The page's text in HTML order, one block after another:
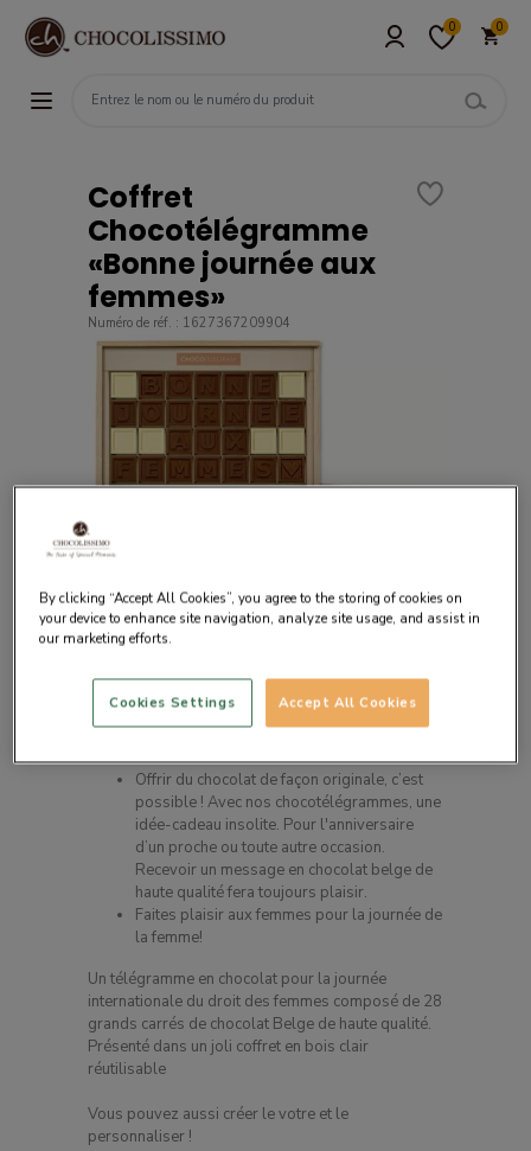
0 0
Coffret
Chocotélégramme
«Bonne journée aux
femmes»
Numéro de réf. : 1627367209904
Description du produit
Offrir du chocolat de façon originale, c’est
possible ! Avec nos chocotélégrammes, une
idée-cadeau insolite. Pour l'anniversaire
d’un proche ou toute autre occasion.
Recevoir un message en chocolat belge de
haute qualité fera toujours plaisir.
Faites plaisir aux femmes pour la journée de
la femme!
Un télégramme en chocolat pour la journée
internationale du droit des femmes composé de 28
grands carrés de chocolat Belge de haute qualité.
Présenté dans un joli coffret en bois clair
réutilisable
Vous pouvez aussi créer le votre et le
personnaliser !
By clicking “Accept All Cookies”, you agree to the storing of cookies on
your device to enhance site navigation, analyze site usage, and assist in
our marketing efforts.
Accept All Cookies
Cookies Settings